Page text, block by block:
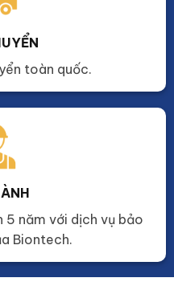
toàn quốc.
5 năm với dịch vụ bảo
Biontech.